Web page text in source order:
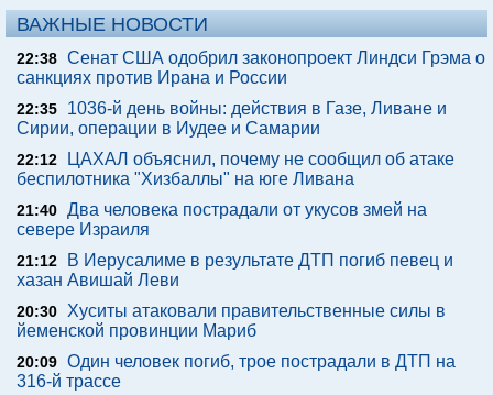
ВАЖНЫЕ НОВОСТИ
22:38 Сенат США одобрил законопроект Линдси Грэма о
санкциях против Ирана и России
22:35
1036-й день войны: действия в Газе, Ливане и
Сирии, операции в Иудее и Самарии
22:12
ЦАХАЛ объяснил, почему не сообщил об атаке
беспилотника "Хизбаллы" на юге Ливана
21:40 Два человека пострадали от укусов змей на
севере Израиля
21:12
В Иерусалиме в результате ДТП погиб певец и
хазан Авишай Леви
20:30
Хуситы атаковали правительственные силы в
йеменской провинции Мариб
20:09 Один человек погиб, трое пострадали в ДТП на
316-й трассе